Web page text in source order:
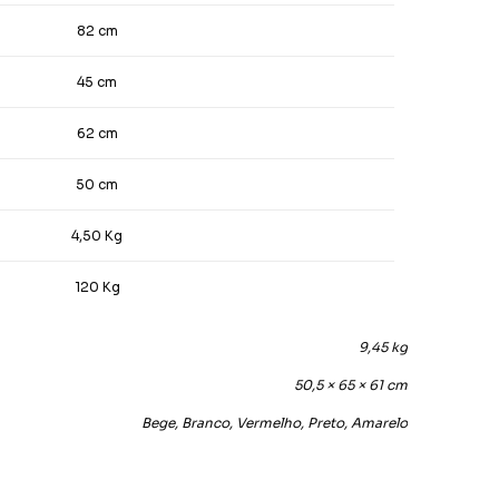
82 cm
45 cm
62 cm
50 cm
4,50 Kg
120 Kg
9,45 kg
50,5 × 65 × 61 cm
Bege, Branco, Vermelho, Preto, Amarelo